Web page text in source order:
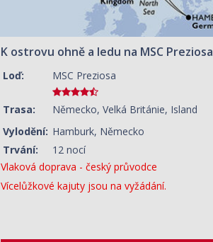
K ostrovu ohně a ledu na MSC Preziosa
Loď: MSC Preziosa
Trasa:
Německo, Velká Británie, Island
Vylodění: Hamburk, Německo
Trvání:
12 nocí
Vlaková doprava - český průvodce
Vícelůžkové kajuty jsou na vyžádání.